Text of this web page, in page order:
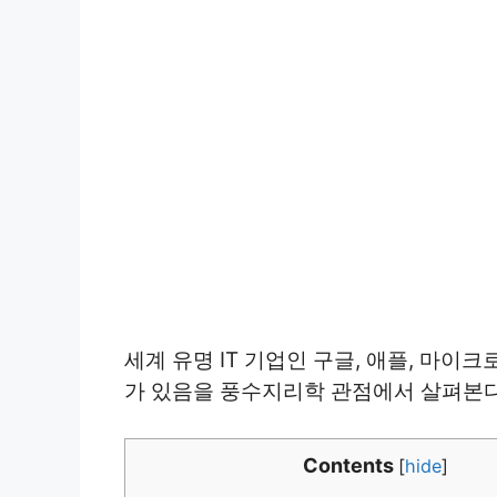
세계 유명 IT 기업인 구글, 애플, 마이크
가 있음을 풍수지리학 관점에서 살펴본
Contents [hide]